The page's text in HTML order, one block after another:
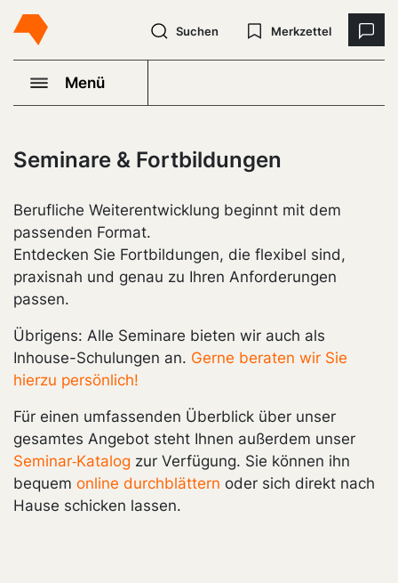
Suchen Merkzettel
Menü
Seminare & Fortbildungen
Berufliche Weiterentwicklung beginnt mit dem
passenden Format.
Entdecken Sie Fortbildungen, die flexibel sind,
praxisnah und genau zu Ihren Anforderungen
passen.
Übrigens: Alle Seminare bieten wir auch als
Inhouse-Schulungen an. Gerne beraten wir Sie
hierzu persönlich!
Für einen umfassenden Überblick über unser
gesamtes Angebot steht Ihnen außerdem unser
Seminar‑Katalog zur Verfügung. Sie können ihn
bequem online durchblättern oder sich direkt nach
Hause schicken lassen.